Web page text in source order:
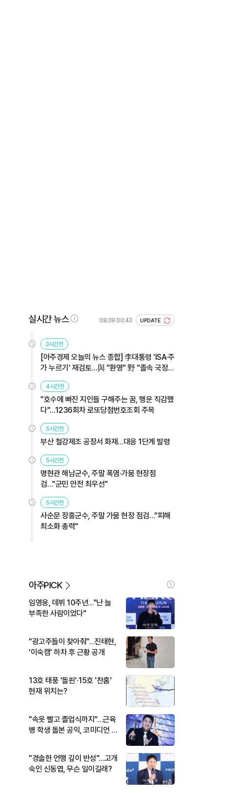
실시간 뉴스 08.09 00:43 UPDATE
3시간전
[아주경제 오늘의 뉴스 종합] 李대통령 'ISA·주
가 누르기' 재검토…與 "환영" 野 "졸속 국정"
外
4시간전
"호수에 빠진 지인들 구해주는 꿈, 행운 직감했
다"…1236회차 로또당첨번호조회 주목
5시간전
부산 철강제조 공장서 화재…대응 1단계 발령
5시간전
명현관 해남군수, 주말 폭염·가뭄 현장점
검…"군민 안전 최우선"
5시간전
사순문 장흥군수, 주말 가뭄 현장 점검…"피해
최소화 총력"
아주PICK
임영웅, 데뷔 10주년…"난 늘
부족한 사람이었다"
"광고주들이 찾아줘"…진태현,
'이숙캠' 하차 후 근황 공개
13호 태풍 '돌핀'·15호 '찬홈'
현재 위치는?
"속옷 빨고 졸업식까지"…근육
병 학생 돌본 공익, 코미디언 김
"경솔한 언행 깊이 반성"…고개
숙인 신동엽, 무슨 일이길래?